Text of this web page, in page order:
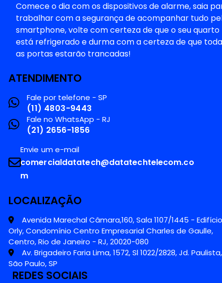
Comece o dia com os dispositivos de alarme, saia
trabalhar com a segurança de acompanhar tudo
smartphone, volte com certeza de que o seu quarto
está refrigerado e durma com a certeza de que
as portas estarão trancadas!
ATENDIMENTO
Fale por telefone - SP
(11) 4803-9443
Fale no WhatsApp - RJ
(21) 2656-1856
Envie um e-mail
comercialdatatech@datatechtelecom.co
m
LOCALIZAÇÃO
Avenida Marechal Câmara,160, Sala 1107/1445 - Edifício
Orly, Condomínio Centro Empresarial Charles de Gaulle,
Centro, Rio de Janeiro - RJ, 20020-080
Av. Brigadeiro Faria Lima, 1572, Sl 1022/2828, Jd. Paulista,
São Paulo, SP
REDES SOCIAIS